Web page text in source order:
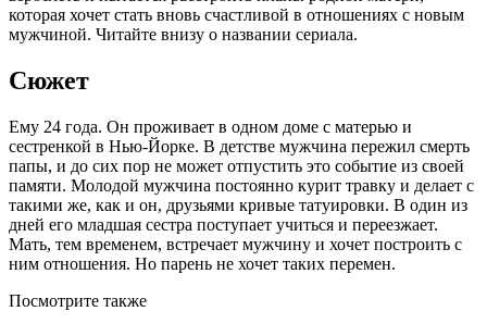
которая хочет стать вновь счастливой в отношениях с новым
мужчиной. Читайте внизу о названии сериала.
Сюжет
Ему 24 года. Он проживает в одном доме с матерью и
сестренкой в Нью-Йорке. В детстве мужчина пережил смерть
папы, и до сих пор не может отпустить это событие из своей
памяти. Молодой мужчина постоянно курит травку и делает с
такими же, как и он, друзьями кривые татуировки. В один из
дней его младшая сестра поступает учиться и переезжает.
Мать, тем временем, встречает мужчину и хочет построить с
ним отношения. Но парень не хочет таких перемен.
Посмотрите также